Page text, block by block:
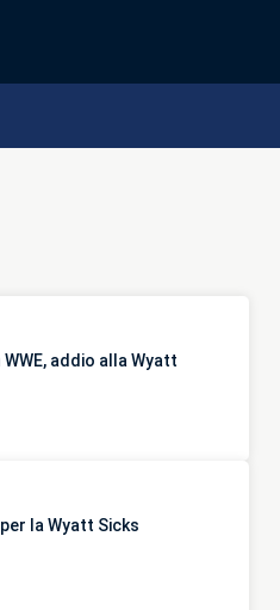
addio alla Wyatt
la Wyatt Sicks